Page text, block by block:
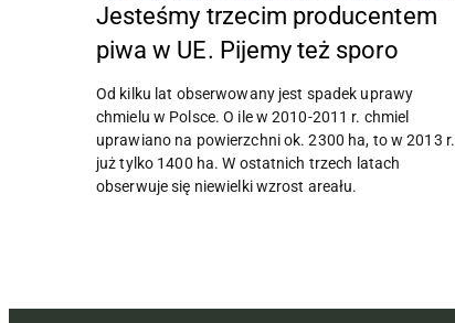
Jesteśmy trzecim producentem
piwa w UE. Pijemy też sporo
Od kilku lat obserwowany jest spadek uprawy
chmielu w Polsce. O ile w 2010-2011 r. chmiel
uprawiano na powierzchni ok. 2300 ha, to w 2013 r.
już tylko 1400 ha. W ostatnich trzech latach
obserwuje się niewielki wzrost areału.